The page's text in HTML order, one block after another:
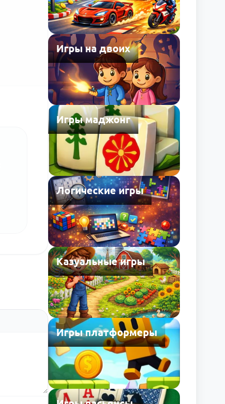
Игры на двоих
Игры маджонг
Логические игры
Казуальные игры
Игры платформеры